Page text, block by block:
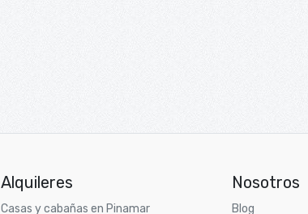
Alquileres
Casas y cabañas en Pinamar
Nosotros
Blog